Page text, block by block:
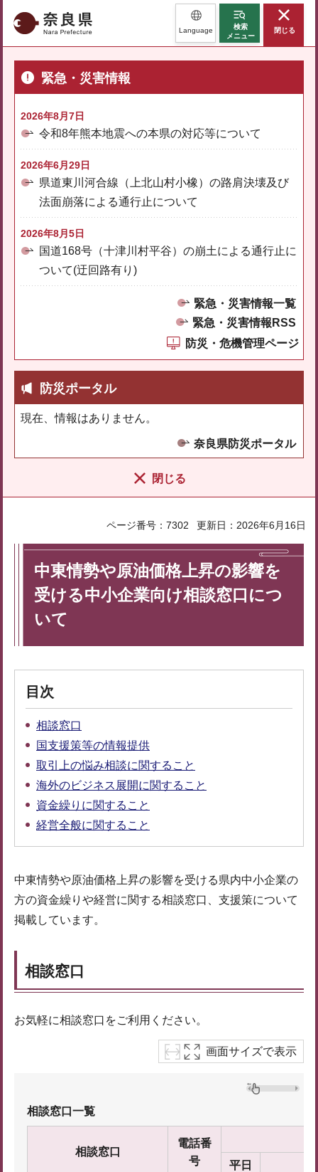
奈良県 Language
検索
メニュー
閉じる
緊急・災害情報
2026年8月7日
令和8年熊本地震への本県の対応等について
2026年6月29日
県道東川河合線（上北山村小橡）の路肩決壊及び
法面崩落による通行止について
2026年8月5日
国道168号（十津川村平谷）の崩土による通行止に
ついて(迂回路有り)
緊急・災害情報一覧
緊急・災害情報RSS
防災・危機管理ページ
防災ポータル
現在、情報はありません。
奈良県防災ポータル
閉じる
ページ番号：7302 更新日：2026年6月16日
中東情勢や原油価格上昇の影響を
受ける中小企業向け相談窓口につ
いて
目次
相談窓口
国支援策等の情報提供
取引上の悩み相談に関すること
海外のビジネス展開に関すること
資金繰りに関すること
経営全般に関すること
中東情勢や原油価格上昇の影響を受ける県内中小企業の
方の資金繰りや経営に関する相談窓口、支援策について
掲載しています。
相談窓口
お気軽に相談窓口をご利用ください。
画面サイズで表示
相談窓口一覧
相談窓口
電話番
号
平日